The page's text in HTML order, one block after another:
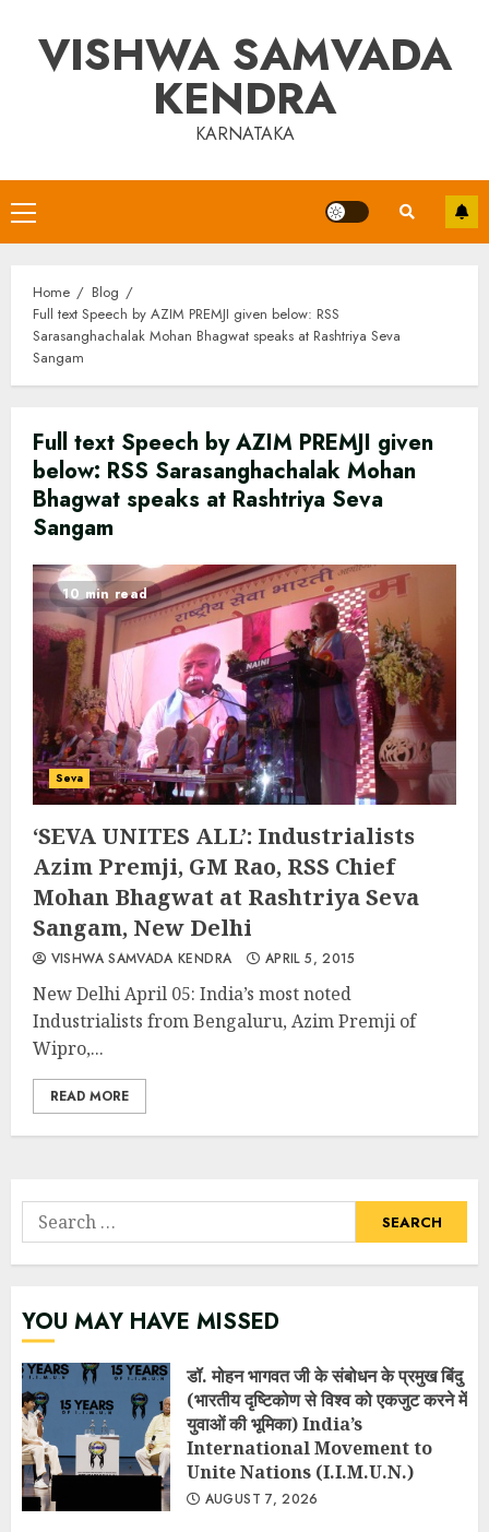
contentVISHWA SAMVADA
KENDRA
KARNATAKA
Primary
Menu
Home
Blog
Full text Speech by AZIM PREMJI given below: RSS
Sarasanghachalak Mohan Bhagwat speaks at Rashtriya Seva
Sangam
Full text Speech by AZIM PREMJI given
below: RSS Sarasanghachalak Mohan
Bhagwat speaks at Rashtriya Seva
Sangam
10 min read
Seva
‘SEVA UNITES ALL’: Industrialists
Azim Premji, GM Rao, RSS Chief
Mohan Bhagwat at Rashtriya Seva
Sangam, New Delhi
VISHWA SAMVADA KENDRA APRIL 5, 2015
New Delhi April 05: India’s most noted
Industrialists from Bengaluru, Azim Premji of
Wipro,...
READ MORE
Search
for:
YOU MAY HAVE MISSED
डॉ. मोहन भागवत जी के संबोधन के प्रमुख बिंदु
(भारतीय दृष्टिकोण से विश्व को एकजुट करने में
युवाओं की भूमिका) India’s
International Movement to
Unite Nations (I.I.M.U.N.)
AUGUST 7, 2026